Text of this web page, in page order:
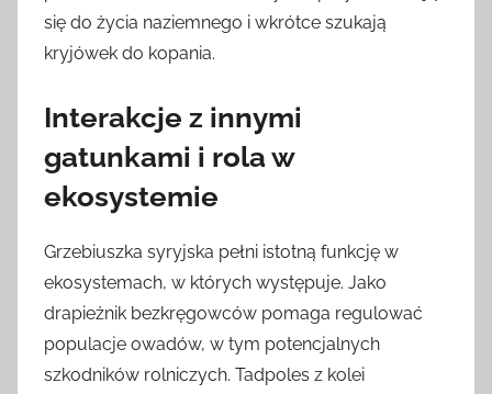
się do życia naziemnego i wkrótce szukają
kryjówek do kopania.
Interakcje z innymi
gatunkami i rola w
ekosystemie
Grzebiuszka syryjska pełni istotną funkcję w
ekosystemach, w których występuje. Jako
drapieżnik bezkręgowców pomaga regulować
populacje owadów, w tym potencjalnych
szkodników rolniczych. Tadpoles z kolei